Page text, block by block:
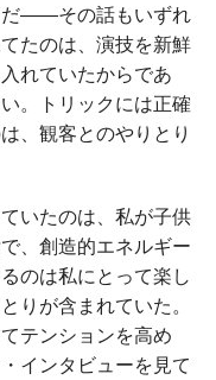
だ――その話もいずれ
たのは、演技を新鮮
れていたからであ
。トリックには正確
、観客とのやりとり
いたのは、私が子供
、創造的エネルギー
のは私にとって楽し
りが含まれていた。
テンションを高め
インタビューを見て